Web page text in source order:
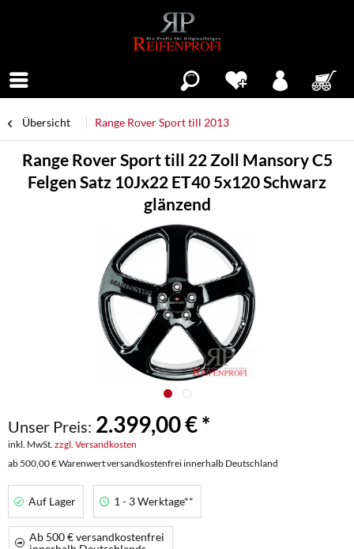
Übersicht Range Rover Sport till 2013
Range Rover Sport till 22 Zoll Mansory C5
Felgen Satz 10Jx22 ET40 5x120 Schwarz
glänzend
Unser Preis: 2.399,00 € *
inkl. MwSt. zzgl. Versandkosten
ab 500,00 € Warenwert versandkostenfrei innerhalb Deutschland
Auf Lager 1 - 3 Werktage**
Ab 500 € versandkostenfrei